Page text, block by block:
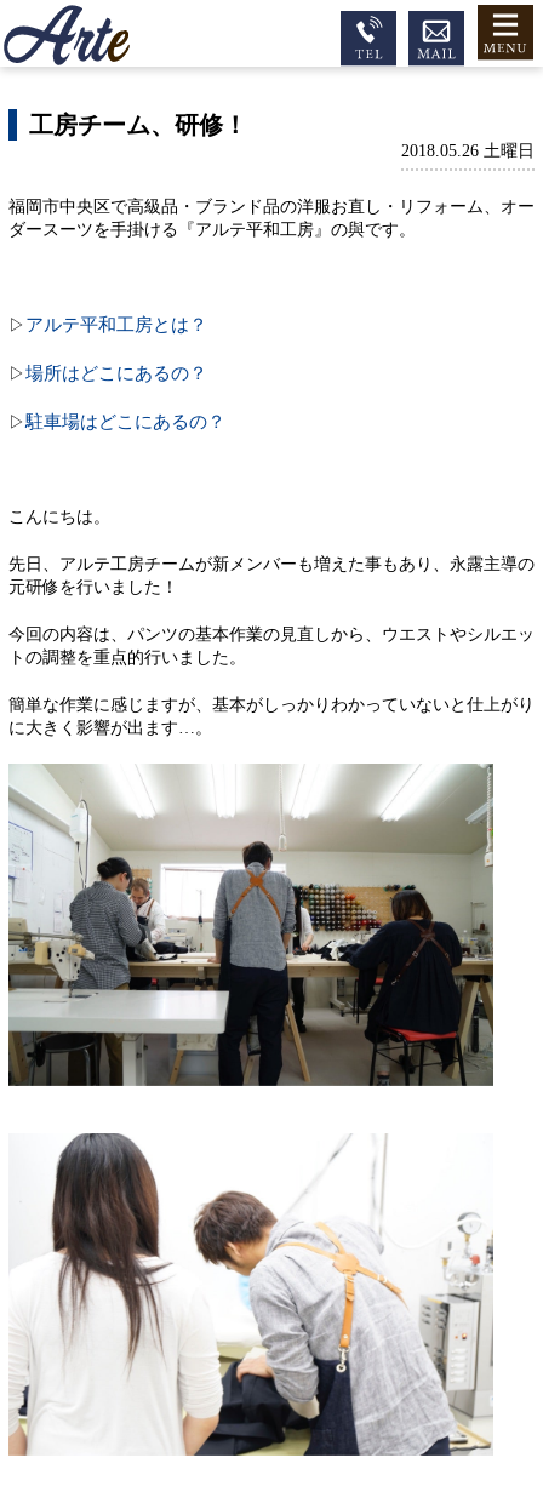
工房チーム、研修！
2018.05.26 土曜日
福岡市中央区で高級品・ブランド品の洋服お直し・リフォーム、オー
ダースーツを手掛ける『アルテ平和工房』の與です。
▷ アルテ平和工房とは？
▷ 場所はどこにあるの？
▷ 駐車場はどこにあるの？
こんにちは。
先日、アルテ工房チームが新メンバーも増えた事もあり、永露主導の
元研修を行いました！
今回の内容は、パンツの基本作業の見直しから、ウエストやシルエッ
トの調整を重点的行いました。
簡単な作業に感じますが、基本がしっかりわかっていないと仕上がり
に大きく影響が出ます…。